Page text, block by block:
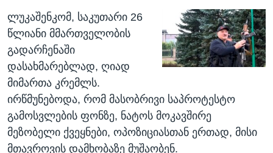
ლუკაშენკომ, საკუთარი 26
წლიანი მმართველობის
გადარჩენაში
დასახმარებლად, ღიად
მიმართა კრემლს.
ირწმუნებოდა, რომ მასობრივი საპროტესტო
გამოსვლების ფონზე, ნატოს მოკავშირე
მეზობელი ქვეყნები, ოპოზიციასთან ერთად, მისი
მთავროვის დამხობაზე მუშაობენ.